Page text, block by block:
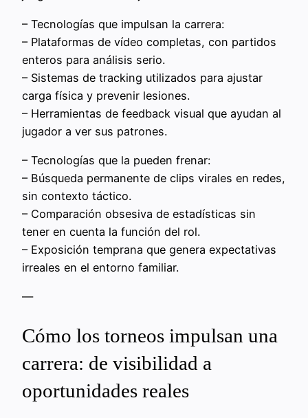
– Tecnologías que impulsan la carrera:
– Plataformas de vídeo completas, con partidos
enteros para análisis serio.
– Sistemas de tracking utilizados para ajustar
carga física y prevenir lesiones.
– Herramientas de feedback visual que ayudan al
jugador a ver sus patrones.
– Tecnologías que la pueden frenar:
– Búsqueda permanente de clips virales en redes,
sin contexto táctico.
– Comparación obsesiva de estadísticas sin
tener en cuenta la función del rol.
– Exposición temprana que genera expectativas
irreales en el entorno familiar.
—
Cómo los torneos impulsan una
carrera: de visibilidad a
oportunidades reales